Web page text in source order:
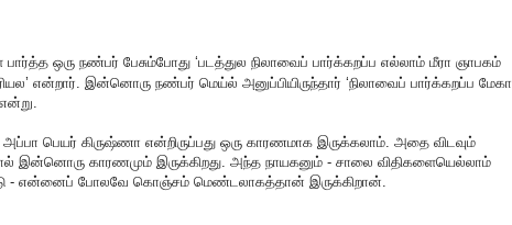
பார்த்த ஒரு நண்பர் பேசும்போது ‘படத்துல நிலாவைப் பார்க்கறப்ப எல்லாம் மீரா ஞாபகம்
என்றார். இன்னொரு நண்பர் மெய்ல் அனுப்பியிருந்தார் ‘நிலாவைப் பார்க்கறப்ப மேகா
அப்பா பெயர் கிருஷ்ணா என்றிருப்பது ஒரு காரணமாக இருக்கலாம். அதை விடவும்
இன்னொரு காரணமும் இருக்கிறது. அந்த நாயகனும் - சாலை விதிகளையெல்லாம்
- என்னைப் போலவே கொஞ்சம் மெண்டலாகத்தான் இருக்கிறான்.